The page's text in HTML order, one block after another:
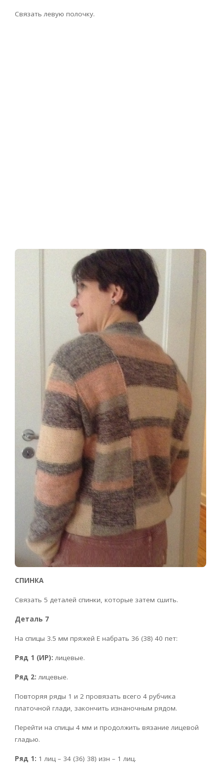
Связать левую полочку.
СПИНКА
Связать 5 деталей спинки, которые затем сшить.
Деталь 7
На спицы 3.5 мм пряжей Е набрать 36 (38) 40 пет:
Ряд 1 (ИР): лицевые.
Ряд 2: лицевые.
Повторяя ряды 1 и 2 провязать всего 4 рубчика
платочной глади, закончить изнаночным рядом.
Перейти на спицы 4 мм и продолжить вязание лицевой
гладью.
Ряд 1: 1 лиц – 34 (36) 38) изн – 1 лиц.